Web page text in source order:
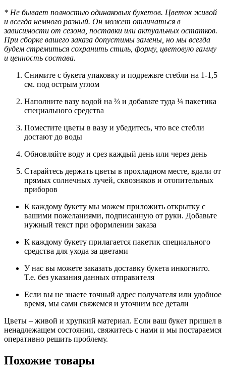
* Не бывает полностью одинаковых букетов. Цветок живой
и всегда немного разный. Он может отличаться в
зависимости от сезона, поставки или актуальных остатков.
При сборке вашего заказа допустимы замены, но мы всегда
будем стремиться сохранить стиль, форму, цветовую гамму
и ценность состава.
Снимите с букета упаковку и подрежьте стебли на 1-1,5
см. под острым углом
Наполните вазу водой на ⅔ и добавьте туда ¼ пакетика
специального средства
Поместите цветы в вазу и убедитесь, что все стебли
достают до воды
Обновляйте воду и срез каждый день или через день
Старайтесь держать цветы в прохладном месте, вдали от
прямых солнечных лучей, сквозняков и отопительных
приборов
К каждому букету мы можем приложить открытку с
вашими пожеланиями, подписанную от руки. Добавьте
нужный текст при оформлении заказа
К каждому букету прилагается пакетик специального
средства для ухода за цветами
У нас вы можете заказать доставку букета инкогнито.
Т.е. без указания данных отправителя
Если вы не знаете точный адрес получателя или удобное
время, мы сами свяжемся и уточним все детали
Цветы – живой и хрупкий материал. Если ваш букет пришел в
ненадлежащем состоянии, свяжитесь с нами и мы постараемся
оперативно решить проблему.
Похожие товары